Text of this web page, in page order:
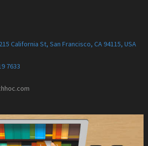
California St, San Francisco, CA 94115, USA
7633